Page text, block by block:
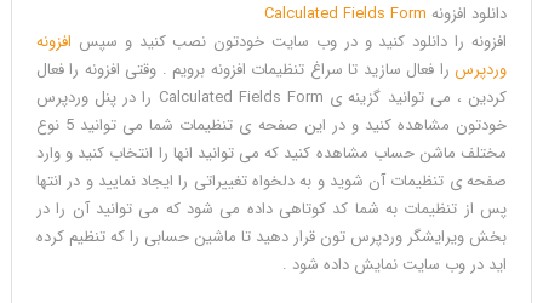
دانلود افزونه Calculated Fields Form
افزونه را دانلود کنید و در وب سایت خودتون نصب کنید و سپس افزونه
وردپرسرا فعال سازید تا سراغ تنظیمات افزونه برویم . وقتی افزونه را فعال
کردین ، می توانید گزینه ی Calculated Fields Form را در پنل وردپرس
خودتون مشاهده کنید و در این صفحه ی تنظیمات شما می توانید 5 نوع
مختلف ماشن حساب مشاهده کنید که می توانید انها را انتخاب کنید و وارد
صفحه ی تنظیمات آن شوید و به دلخواه تغییراتی را ایجاد نمایید و در انتها
پس از تنظیمات به شما کد کوتاهی داده می شود که می توانید آن را در
بخش ویرایشگر وردپرس تون قرار دهید تا ماشین حسابی را که تنظیم کرده
اید در وب سایت نمایش داده شود .